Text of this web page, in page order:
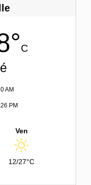
C
AM
PM
Ven
12/27°C